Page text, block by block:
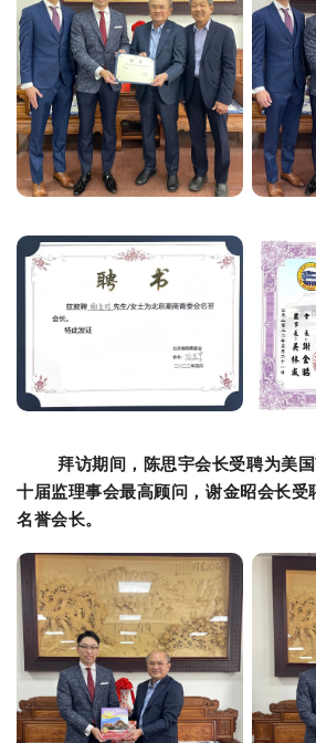
拜访期间，陈思宇会长受聘为美
十届监理事会最高顾问，谢金昭会长受
名誉会长。